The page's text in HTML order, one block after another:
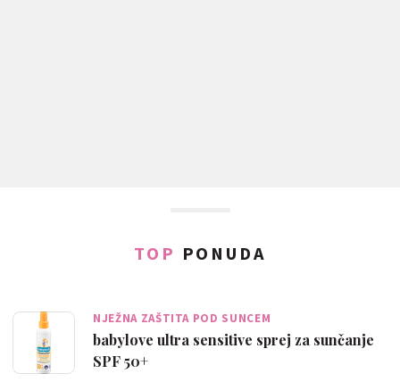
TOP PONUDA
NJEŽNA ZAŠTITA POD SUNCEM
babylove ultra sensitive sprej za sunčanje
SPF 50+